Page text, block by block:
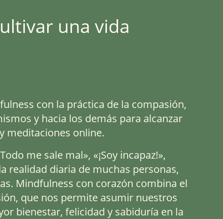
una vida
con la práctica de la compasión,
y hacia los demás para alcanzar
meditaciones online.
me sale mal», «¡Soy incapaz!»,
realidad diaria de muchas personas,
Mindfulness con corazón combina el
que nos permite asumir nuestros
bienestar, felicidad y sabiduría en la